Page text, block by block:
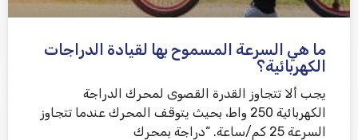
ما هي السرعة المسموح بها لقيادة الدراجات
الكهربائية؟
يجب ألا تتجاوز القدرة القصوى لمحرك الدراجة
الكهربائية 250 واط، بحيث يتوقف المحرك عندما تتجاوز
السرعة 25 كم/ساعة. “دراجة بمحرك